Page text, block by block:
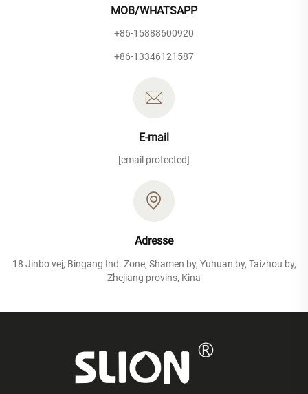
MOB/WHATSAPP
+86-15888600920
+86-13346121587
E-mail
[email protected]
Adresse
18 Jinbo vej, Bingang Ind. Zone, Shamen by, Yuhuan by, Taizhou by,
Zhejiang provins, Kina